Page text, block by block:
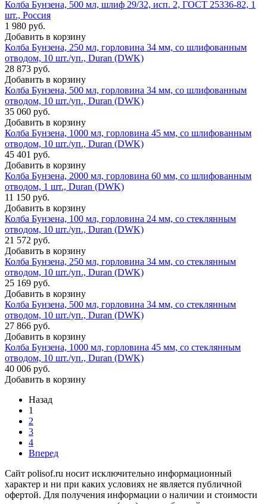
Колба Бунзена, 500 мл, шлиф 29/32, исп. 2, ГОСТ 25336-82, 1
шт., Россия
1 980 руб.
Добавить в корзину
Колба Бунзена, 250 мл, горловина 34 мм, со шлифованным
отводом, 10 шт./уп., Duran (DWK)
28 873 руб.
Добавить в корзину
Колба Бунзена, 500 мл, горловина 34 мм, со шлифованным
отводом, 10 шт./уп., Duran (DWK)
35 060 руб.
Добавить в корзину
Колба Бунзена, 1000 мл, горловина 45 мм, со шлифованным
отводом, 10 шт./уп., Duran (DWK)
45 401 руб.
Добавить в корзину
Колба Бунзена, 2000 мл, горловина 60 мм, со шлифованным
отводом, 1 шт., Duran (DWK)
11 150 руб.
Добавить в корзину
Колба Бунзена, 100 мл, горловина 24 мм, со стеклянным
отводом, 10 шт./уп., Duran (DWK)
21 572 руб.
Добавить в корзину
Колба Бунзена, 250 мл, горловина 34 мм, со стеклянным
отводом, 10 шт./уп., Duran (DWK)
25 169 руб.
Добавить в корзину
Колба Бунзена, 500 мл, горловина 34 мм, со стеклянным
отводом, 10 шт./уп., Duran (DWK)
27 866 руб.
Добавить в корзину
Колба Бунзена, 1000 мл, горловина 45 мм, со стеклянным
отводом, 10 шт./уп., Duran (DWK)
40 006 руб.
Добавить в корзину
Назад
1
2
3
4
Вперед
Сайт polisof.ru носит исключительно информационный
характер и ни при каких условиях не является публичной
офертой. Для получения информации о наличии и стоимости